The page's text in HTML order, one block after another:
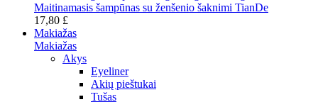
Maitinamasis šampūnas su ženšenio šaknimi TianDe
17,80 £
Makiažas
Makiažas
Akys
Eyeliner
Akių pieštukai
Tušas